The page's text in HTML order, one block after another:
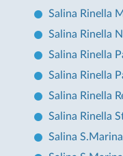
Salina Rinella
Salina Rinella
Salina Rinella
Salina Rinella
Salina Rinella
Salina Rinella
Salina